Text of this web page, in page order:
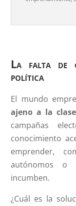
La falta de
política
El mundo
ajeno a la
campañas
conocimiento
emprender,
autónomos o
incumben.
¿Cuál es la